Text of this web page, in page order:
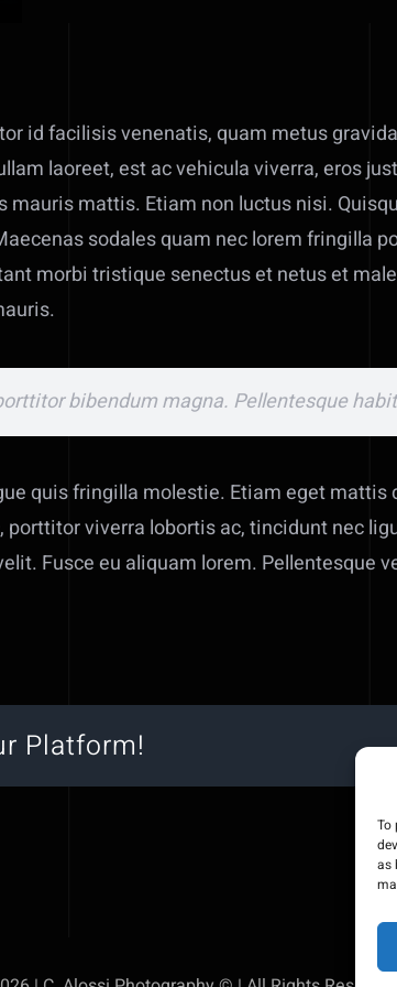
To
as
id facilisis venenatis, quam metus
laoreet, est ac vehicula viverra, eros
mattis. Etiam non luctus nisi.
sodales quam nec lorem fringilla
morbi tristique senectus et netus et
bibendum magna. Pellentesque
quis fringilla molestie. Etiam eget mattis
viverra lobortis ac, tincidunt nec
Fusce eu aliquam lorem. Pellentesque
Platform!